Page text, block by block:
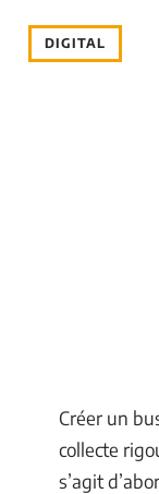
DIGITAL
Créer un
collecte
s’agit